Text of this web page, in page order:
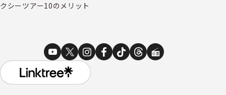
クシーツアー10のメリット